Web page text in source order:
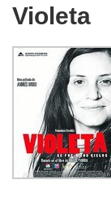
Violeta